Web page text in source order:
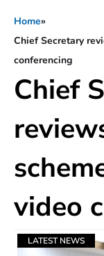
Home»
Chief Secretary
conferencing
Chief
video
LATEST NEWS